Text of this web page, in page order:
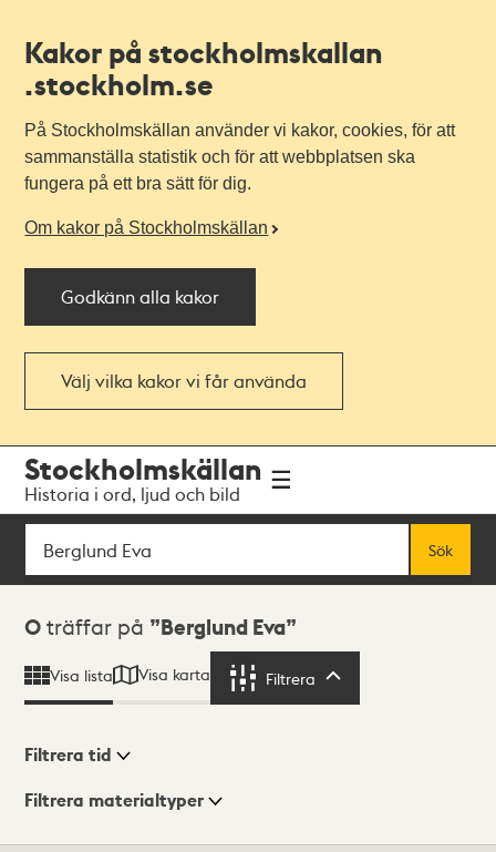
Kakor på stockholmskallan
.stockholm.se
På Stockholmskällan använder vi kakor, cookies, för att
sammanställa statistik och för att webbplatsen ska
fungera på ett bra sätt för dig.
Om kakor på Stockholmskällan
Godkänn alla kakor
Välj vilka kakor vi får använda
navigationen
huvudinnehållet
Stockholmskällan
Historia i ord, ljud och bild
Sök
Sök
Sökresultat
0 träffar på Berglund Eva
Visa lista Visa karta Filtrera
Visningsläge
Filtrera tid
Filtrera materialtyper